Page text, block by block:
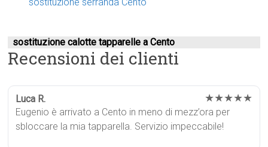
sostituzione calotte tapparelle a Cento
Recensioni dei clienti
Luca R. ★★★★★
Eugenio è arrivato a Cento in meno di mezz’ora per
sbloccare la mia tapparella. Servizio impeccabile!